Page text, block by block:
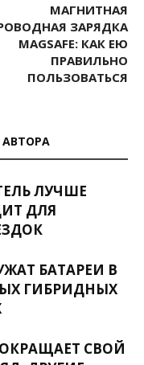
МАГНИТНАЯ
ЗАРЯДКА
MAGSAFE: КАК ЕЮ
ПРАВИЛЬНО
ПОЛЬЗОВАТЬСЯ
ЛУЧШЕ
ДЛЯ
БАТАРЕИ В
ГИБРИДНЫХ
СВОЙ